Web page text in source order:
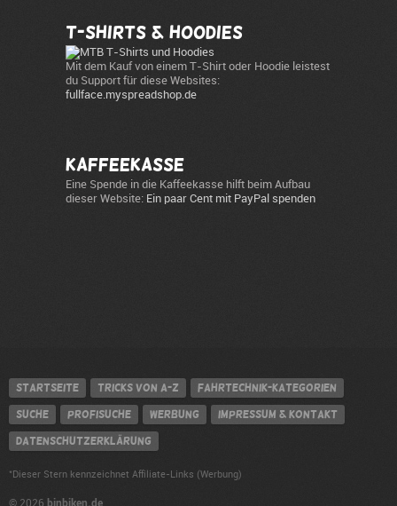
T-Shirts & Hoodies
Mit dem Kauf von einem T-Shirt oder Hoodie leistest
du Support für diese Websites:
fullface.myspreadshop.de
Kaffeekasse
Eine Spende in die Kaffeekasse hilft beim Aufbau
dieser Website: Ein paar Cent mit PayPal spenden
Startseite Tricks von A-Z Fahrtechnik-Kategorien
Suche Profisuche Werbung Impressum & Kontakt
Datenschutzerklärung
* Dieser Stern kennzeichnet Affiliate-Links (Werbung)
binbiken.de